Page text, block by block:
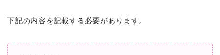
下記の内容を記載する必要があります。